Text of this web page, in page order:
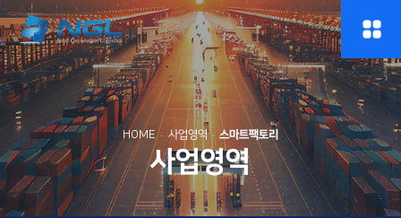
HOME 사업영역 스마트팩토리
사업영역